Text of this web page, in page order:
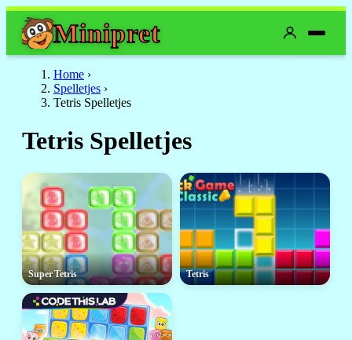
Minipret
Home ›
Spelletjes ›
Tetris Spelletjes
Tetris Spelletjes
Super Tetris Tetris